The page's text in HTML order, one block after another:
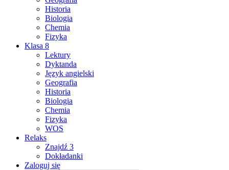
Historia
Biologia
Chemia
Fizyka
Klasa 8
Lektury
Dyktanda
Język angielski
Geografia
Historia
Biologia
Chemia
Fizyka
WOS
Relaks
Znajdź 3
Dokładanki
Zaloguj się